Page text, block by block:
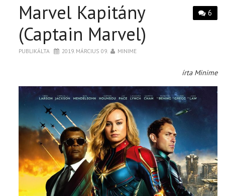
PÓLÓ RENDELÉS
6
Marvel Kapitány
(Captain Marvel)
PUBLIKÁLTA 2019. MÁRCIUS 09. MINIME
írta Minime